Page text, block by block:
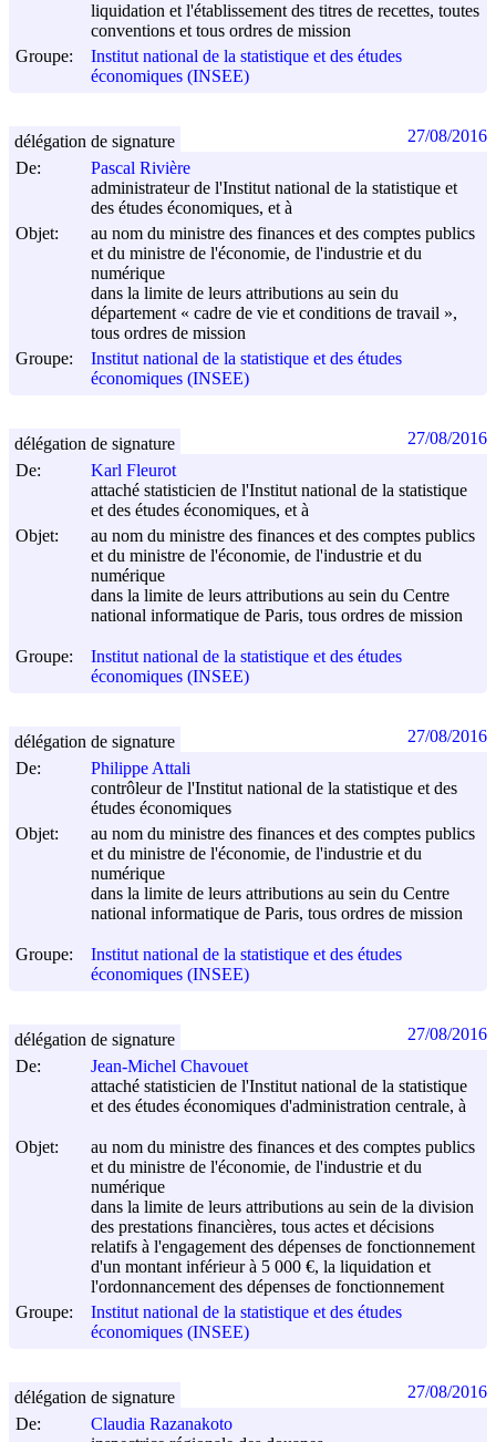
liquidation et l'établissement des titres de recettes, toutes
conventions et tous ordres de mission
Groupe:
Institut national de la statistique et des études
économiques (INSEE)
De:
Pascal Rivière
administrateur de l'Institut national de la statistique et
des études économiques, et à
Objet:
au nom du ministre des finances et des comptes publics
et du ministre de l'économie, de l'industrie et du
numérique
dans la limite de leurs attributions au sein du
département « cadre de vie et conditions de travail »,
tous ordres de mission
Groupe:
Institut national de la statistique et des études
économiques (INSEE)
délégation de signature 27/08/2016
De:
Karl Fleurot
attaché statisticien de l'Institut national de la statistique
et des études économiques, et à
Objet:
au nom du ministre des finances et des comptes publics
et du ministre de l'économie, de l'industrie et du
numérique
dans la limite de leurs attributions au sein du Centre
national informatique de Paris, tous ordres de mission
Groupe:
Institut national de la statistique et des études
économiques (INSEE)
délégation de signature 27/08/2016
De:
Philippe Attali
contrôleur de l'Institut national de la statistique et des
études économiques
Objet:
au nom du ministre des finances et des comptes publics
et du ministre de l'économie, de l'industrie et du
numérique
dans la limite de leurs attributions au sein du Centre
national informatique de Paris, tous ordres de mission
Groupe:
Institut national de la statistique et des études
économiques (INSEE)
délégation de signature 27/08/2016
De:
Jean-Michel Chavouet
attaché statisticien de l'Institut national de la statistique
et des études économiques d'administration centrale, à
Objet:
au nom du ministre des finances et des comptes publics
et du ministre de l'économie, de l'industrie et du
numérique
dans la limite de leurs attributions au sein de la division
des prestations financières, tous actes et décisions
relatifs à l'engagement des dépenses de fonctionnement
d'un montant inférieur à 5 000 €, la liquidation et
l'ordonnancement des dépenses de fonctionnement
Groupe:
Institut national de la statistique et des études
économiques (INSEE)
délégation de signature 27/08/2016
De:
Claudia Razanakoto
délégation de signature 27/08/2016